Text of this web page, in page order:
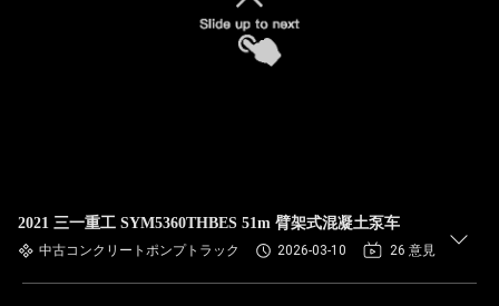
2021 三一重工 SYM5360THBES 51m 臂架式混凝土泵车
中古コンクリートポンプトラック 2026-03-10 26 意見